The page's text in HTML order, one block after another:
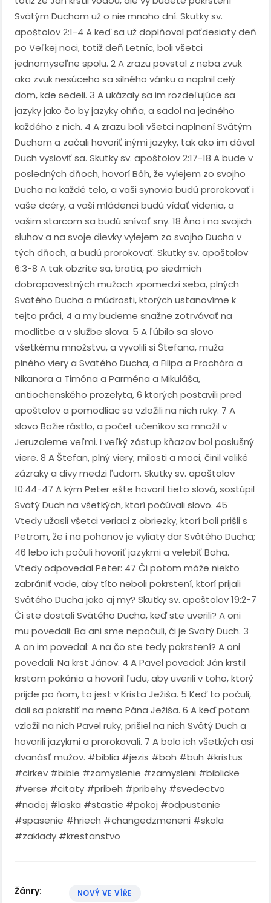
Svätým Duchom už o nie mnoho dní. Skutky sv.
apoštolov 2:1-4 A keď sa už doplňoval päťdesiaty deň
po Veľkej noci, totiž deň Letníc, boli všetci
jednomyseľne spolu. 2 A zrazu povstal z neba zvuk
ako zvuk nesúceho sa silného vánku a naplnil celý
dom, kde sedeli. 3 A ukázaly sa im rozdeľujúce sa
jazyky jako čo by jazyky ohňa, a sadol na jedného
každého z nich. 4 A zrazu boli všetci naplnení Svätým
Duchom a začali hovoriť inými jazyky, tak ako im dával
Duch vysloviť sa. Skutky sv. apoštolov 2:17-18 A bude v
posledných dňoch, hovorí Bôh, že vylejem zo svojho
Ducha na každé telo, a vaši synovia budú prorokovať i
vaše dcéry, a vaši mládenci budú vídať videnia, a
vašim starcom sa budú snívať sny. 18 Áno i na svojich
sluhov a na svoje dievky vylejem zo svojho Ducha v
tých dňoch, a budú prorokovať. Skutky sv. apoštolov
6:3-8 A tak obzrite sa, bratia, po siedmich
dobropovestných mužoch zpomedzi seba, plných
Svätého Ducha a múdrosti, ktorých ustanovíme k
tejto práci, 4 a my budeme snažne zotrvávať na
modlitbe a v službe slova. 5 A ľúbilo sa slovo
všetkému množstvu, a vyvolili si Štefana, muža
plného viery a Svätého Ducha, a Filipa a Prochóra a
Nikanora a Timóna a Parména a Mikuláša,
antiochenského prozelyta, 6 ktorých postavili pred
apoštolov a pomodliac sa vzložili na nich ruky. 7 A
slovo Božie rástlo, a počet učeníkov sa množil v
Jeruzaleme veľmi. I veľký zástup kňazov bol poslušný
viere. 8 A Štefan, plný viery, milosti a moci, činil veliké
zázraky a divy medzi ľudom. Skutky sv. apoštolov
10:44-47 A kým Peter ešte hovoril tieto slová, sostúpil
Svätý Duch na všetkých, ktorí počúvali slovo. 45
Vtedy užasli všetci veriaci z obriezky, ktorí boli prišli s
Petrom, že i na pohanov je vyliaty dar Svätého Ducha;
46 lebo ich počuli hovoriť jazykmi a velebiť Boha.
Vtedy odpovedal Peter: 47 Či potom môže niekto
zabrániť vode, aby títo neboli pokrstení, ktorí prijali
Svätého Ducha jako aj my? Skutky sv. apoštolov 19:2-7
Či ste dostali Svätého Ducha, keď ste uverili? A oni
mu povedali: Ba ani sme nepočuli, či je Svätý Duch. 3
A on im povedal: A na čo ste tedy pokrstení? A oni
povedali: Na krst Jánov. 4 A Pavel povedal: Ján krstil
krstom pokánia a hovoril ľudu, aby uverili v toho, ktorý
prijde po ňom, to jest v Krista Ježiša. 5 Keď to počuli,
dali sa pokrstiť na meno Pána Ježiša. 6 A keď potom
vzložil na nich Pavel ruky, prišiel na nich Svätý Duch a
hovorili jazykmi a prorokovali. 7 A bolo ich všetkých asi
dvanásť mužov. #biblia #jezis #boh #buh #kristus
#cirkev #bible #zamyslenie #zamysleni #biblicke
#verse #citaty #pribeh #pribehy #svedectvo
#nadej #laska #stastie #pokoj #odpustenie
#spasenie #hriech #changedzmeneni #skola
#zaklady #krestanstvo
Žánry: NOVÝ VE VÍŘE